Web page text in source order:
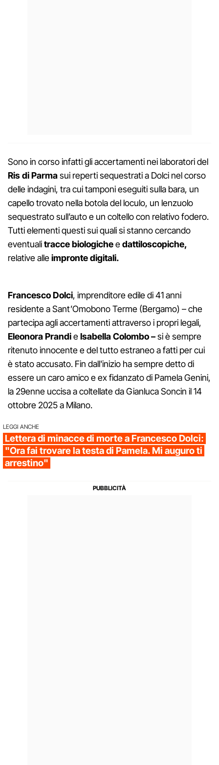
Sono in corso infatti gli accertamenti nei laboratori del
Ris di Parmasui reperti sequestrati a Dolci nel corso
delle indagini, tra cui tamponi eseguiti sulla bara, un
capello trovato nella botola del loculo, un lenzuolo
sequestrato sull’auto e un coltello con relativo fodero.
Tutti elementi questi sui quali si stanno cercando
eventualitracce biologicheedattiloscopiche,
relative alleimpronte digitali.
Francesco Dolci, imprenditore edile di 41 anni
residente a Sant’Omobono Terme (Bergamo) – che
partecipa agli accertamenti attraverso i propri legali,
Eleonora PrandieIsabella Colombo –si è sempre
ritenuto innocente e del tutto estraneo a fatti per cui
è stato accusato. Fin dall'inizio ha sempre detto di
essere un caro amico e ex fidanzato di Pamela Genini,
la 29enne uccisa a coltellate da Gianluca Soncin il 14
ottobre 2025 a Milano.
LEGGI ANCHE
Lettera di minacce di morte a Francesco Dolci:
"Ora fai trovare la testa di Pamela. Mi auguro ti
arrestino"